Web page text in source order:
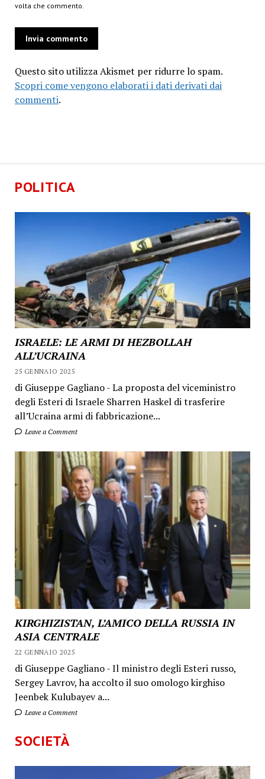
POLITICA
ISRAELE: LE ARMI DI HEZBOLLAH
ALL’UCRAINA
25 GENNAIO 2025
di Giuseppe Gagliano - La proposta del viceministro
degli Esteri di Israele Sharren Haskel di trasferire
all’Ucraina armi di fabbricazione...
Leave a Comment
KIRGHIZISTAN, L’AMICO DELLA RUSSIA IN
ASIA CENTRALE
22 GENNAIO 2025
di Giuseppe Gagliano - Il ministro degli Esteri russo,
Sergey Lavrov, ha accolto il suo omologo kirghiso
Jeenbek Kulubayev a...
Leave a Comment
SOCIETÀ
volta che commento.
Questo sito utilizza Akismet per ridurre lo spam.
Scopri come vengono elaborati i dati derivati dai
commenti.